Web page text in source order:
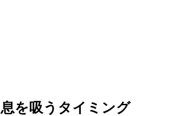
を吸うタイミング